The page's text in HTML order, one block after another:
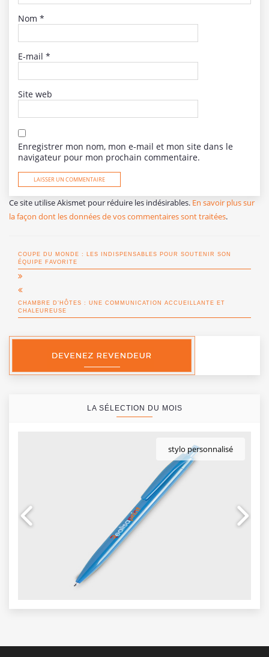
Nom *
E-mail *
Site web
Enregistrer mon nom, mon e-mail et mon site dans le
navigateur pour mon prochain commentaire.
Ce site utilise Akismet pour réduire les indésirables. En savoir plus sur
la façon dont les données de vos commentaires sont traitées.
COUPE DU MONDE : LES INDISPENSABLES POUR SOUTENIR SON
ÉQUIPE FAVORITE
CHAMBRE D’HÔTES : UNE COMMUNICATION ACCUEILLANTE ET
CHALEUREUSE
LA SÉLECTION DU MOIS
stylo personnalisé